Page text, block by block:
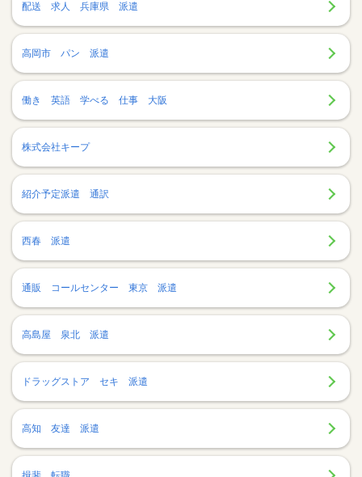
配送 求人 兵庫県 派遣
高岡市 パン 派遣
働き 英語 学べる 仕事 大阪
株式会社キープ
紹介予定派遣 通訳
西春 派遣
通販 コールセンター 東京 派遣
高島屋 泉北 派遣
ドラッグストア セキ 派遣
高知 友達 派遣